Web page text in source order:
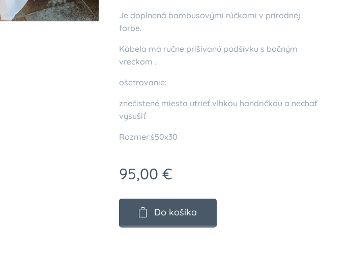
Je doplnená bambusovými rúčkami v prírodnej
farbe.
Kabela má ručne prišívanú podšívku s bočným
vreckom .
ošetrovanie:
znečistené miesta utrieť vlhkou handričkou a nechať
vysušiť
Rozmer:š50x30
95,00 €
Do košíka